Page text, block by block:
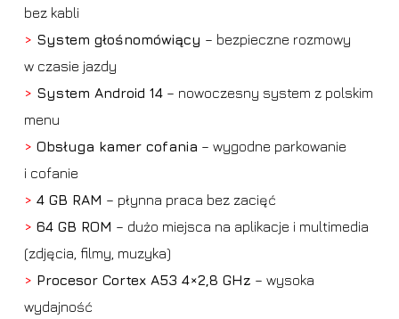
bez kabli
> System głośnomówiący – bezpieczne rozmowy
w czasie jazdy
> System Android 14– nowoczesny system z polskim
menu
> Obsługa kamer cofania – wygodne parkowanie
i cofanie
> 4 GB RAM – płynna praca bez zacięć
> 64 GB ROM – dużo miejsca na aplikacje i multimedia
(zdjęcia, filmy, muzyka)
> Procesor Cortex A53 4×2,8 GHz – wysoka
wydajność